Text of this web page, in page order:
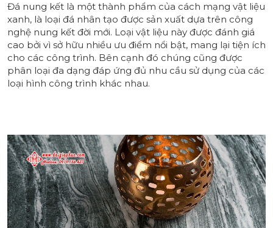
Đá nung kết là một thành phẩm của cách mạng vật liệu
xanh, là loại đá nhân tạo được sản xuất dựa trên công
nghệ nung kết đời mới. Loại vật liệu này được đánh giá
cao bởi vì sở hữu nhiều ưu điểm nổi bật, mang lại tiện ích
cho các công trình. Bên cạnh đó chúng cũng được
phân loại đa dạng đáp ứng đủ nhu cầu sử dụng của các
loại hình công trình khác nhau.